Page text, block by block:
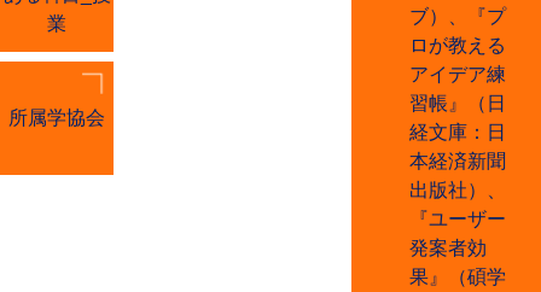
業
所属学協会
ブ）、『プ
ロが教える
アイデア練
習帳』（日
経文庫：日
本経済新聞
出版社）、
『ユーザー
発案者効
果』（碩学